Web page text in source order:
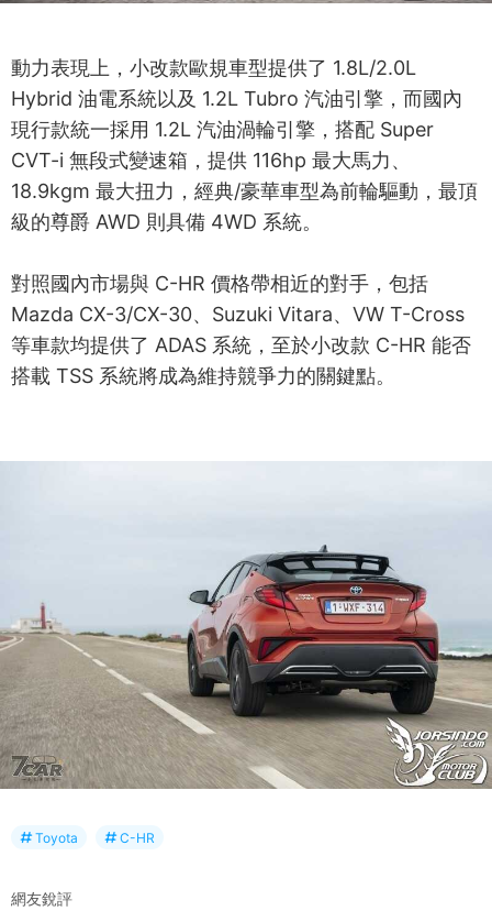
動力表現上，小改款歐規車型提供了 1.8L/2.0L
Hybrid 油電系統以及 1.2L Tubro 汽油引擎，而國內
現行款統一採用 1.2L 汽油渦輪引擎，搭配 Super
CVT-i 無段式變速箱，提供 116hp 最大馬力、
18.9kgm 最大扭力，經典/豪華車型為前輪驅動，最頂
級的尊爵 AWD 則具備 4WD 系統。
對照國內市場與 C-HR 價格帶相近的對手，包括
Mazda CX-3/CX-30、Suzuki Vitara、VW T-Cross
等車款均提供了 ADAS 系統，至於小改款 C-HR 能否
搭載 TSS 系統將成為維持競爭力的關鍵點。
Toyota C-HR
網友銳評